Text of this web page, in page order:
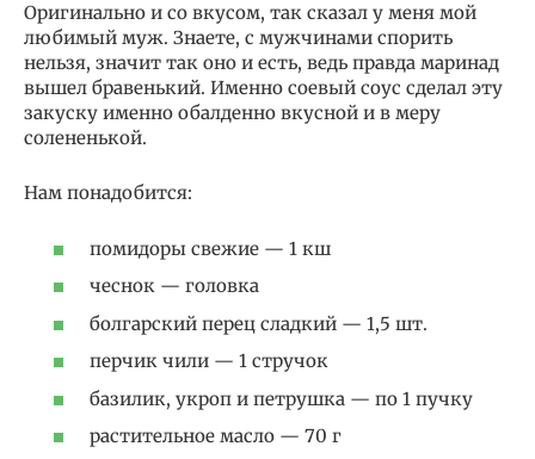
Оригинально и со вкусом, так сказал у меня мой
любимый муж. Знаете, с мужчинами спорить
нельзя, значит так оно и есть, ведь правда маринад
вышел бравенький. Именно соевый соус сделал эту
закуску именно обалденно вкусной и в меру
солененькой.
Нам понадобится:
помидоры свежие — 1 кш
чеснок — головка
болгарский перец сладкий — 1,5 шт.
перчик чили — 1 стручок
базилик, укроп и петрушка — по 1 пучку
растительное масло — 70 г